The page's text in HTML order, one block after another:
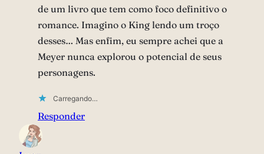
de um livro que tem como foco definitivo o
romance. Imagino o King lendo um troço
desses… Mas enfim, eu sempre achei que a
Meyer nunca explorou o potencial de seus
personagens.
Carregando…
Responder